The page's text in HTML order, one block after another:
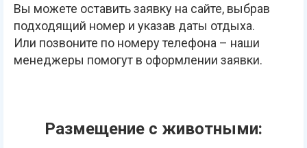
Вы можете оставить заявку на сайте, выбрав
подходящий номер и указав даты отдыха.
Или позвоните по номеру телефона – наши
менеджеры помогут в оформлении заявки.
Размещение с животными: